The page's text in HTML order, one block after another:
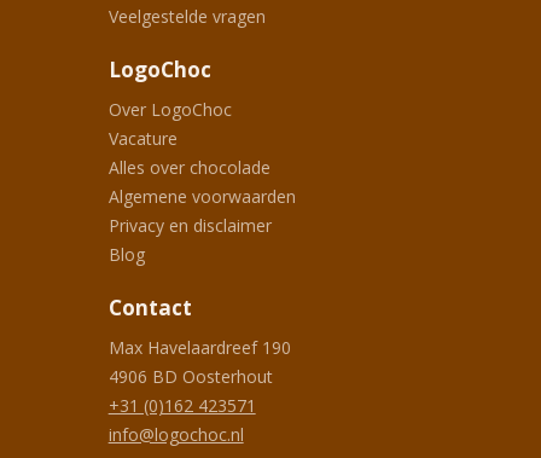
Veelgestelde vragen
LogoChoc
Over LogoChoc
Vacature
Alles over chocolade
Algemene voorwaarden
Privacy en disclaimer
Blog
Contact
Max Havelaardreef 190
4906 BD Oosterhout
+31 (0)162 423571
info@logochoc.nl